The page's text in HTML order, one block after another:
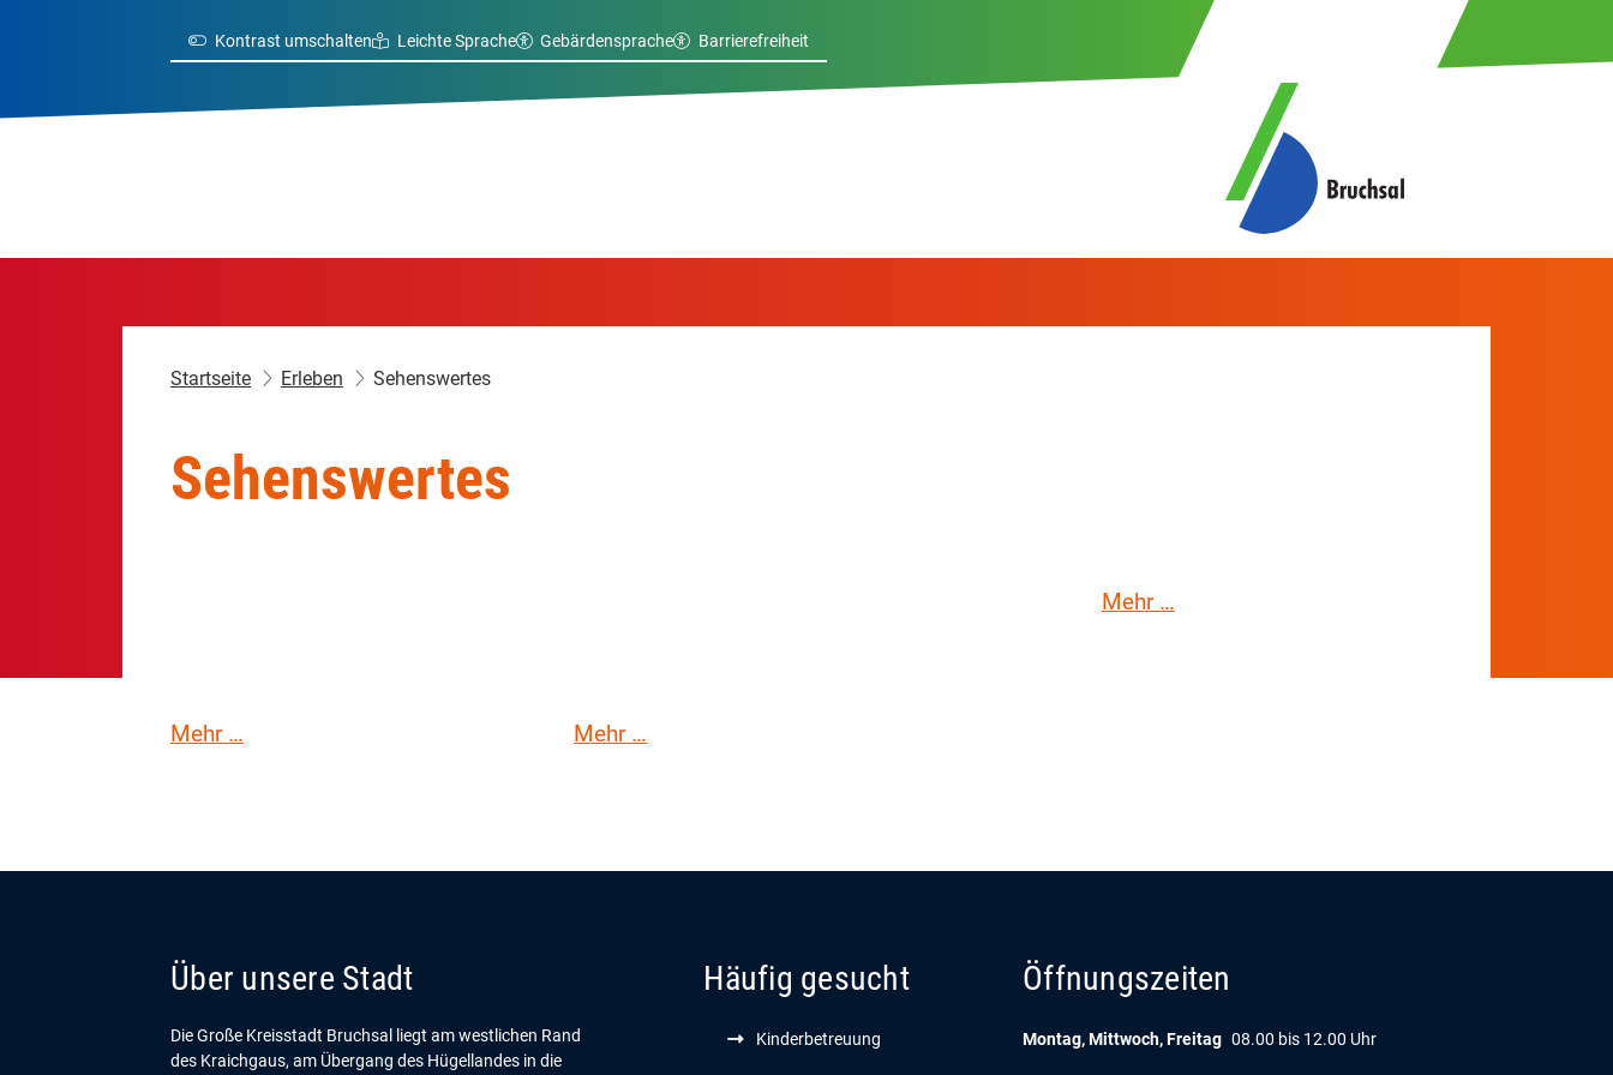
Kontrast umschalten Leichte Sprache Gebärdensprache Barrierefreiheit
Startseite Erleben Sehenswertes
Sehenswertes
Mehr … Mehr …
Mehr …
Über unsere Stadt
Die Große Kreisstadt Bruchsal liegt am westlichen Rand
des Kraichgaus, am Übergang des Hügellandes in die
Häufig gesucht
Kinderbetreuung
Öffnungszeiten
Montag, Mittwoch, Freitag 08.00 bis 12.00 Uhr